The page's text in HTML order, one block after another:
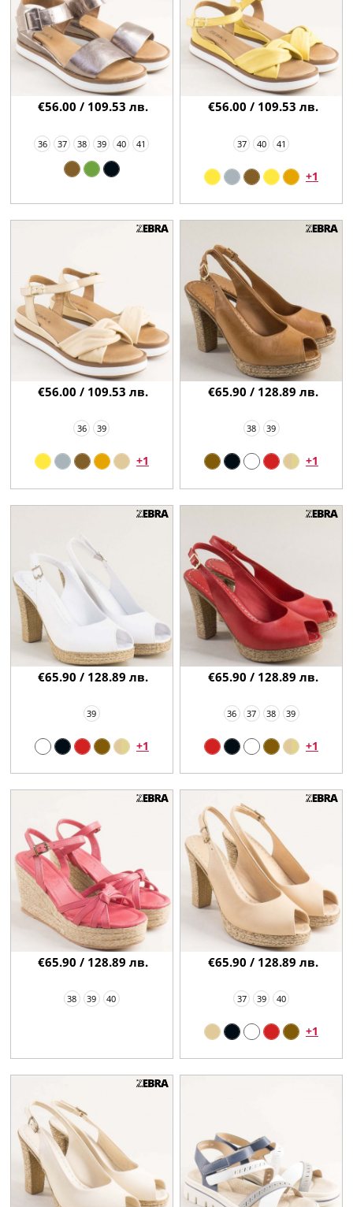
36 37 38 39 40 41
€56.00 / 109.53 лв.
37 40 41
+1
€56.00 / 109.53 лв.
36 39
+1
€56.00 / 109.53 лв.
38 39
+1
€65.90 / 128.89 лв.
39
+1
€65.90 / 128.89 лв.
36 37 38 39
+1
€65.90 / 128.89 лв.
38 39 40
€65.90 / 128.89 лв.
37 39 40
+1
€65.90 / 128.89 лв.